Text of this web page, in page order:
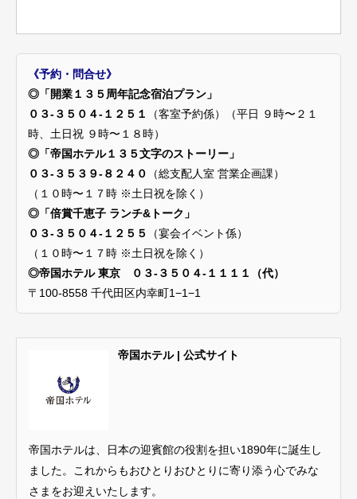
《予約・問合せ》
◎「開業１３５周年記念宿泊プラン」
０３-３５０４-１２５１
（客室予約係）（平日 ９時〜２１
時、土日祝 ９時〜１８時）
◎「帝国ホテル１３５文字のストーリー」
０３-３５３９-８２４０
（総支配人室 営業企画課）
（１０時〜１７時 ※土日祝を除く）
◎「倍賞千恵子 ランチ&トーク」
０３-３５０４-１２５５
（宴会イベント係）
（１０時〜１７時 ※土日祝を除く）
◎帝国ホテル 東京
０３-３５０４-１１１１（代）
〒100-8558 千代田区内幸町1−1−1
帝国ホテル | 公式サイト
帝国ホテルは、日本の迎賓館の役割を担い1890年に誕生し
ました。これからもおひとりおひとりに寄り添う心でみな
さまをお迎えいたします。